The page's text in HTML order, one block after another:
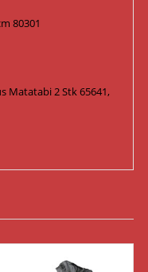
80301
Matatabi 2 Stk 65641,